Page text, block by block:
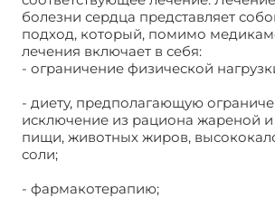
болезни сердца представляет
подход, который, помимо
лечения включает в себя:
- ограничение физической
- диету, предполагающую
исключение из рациона жареной
пищи, животных жиров,
соли;
- фармакотерапию;